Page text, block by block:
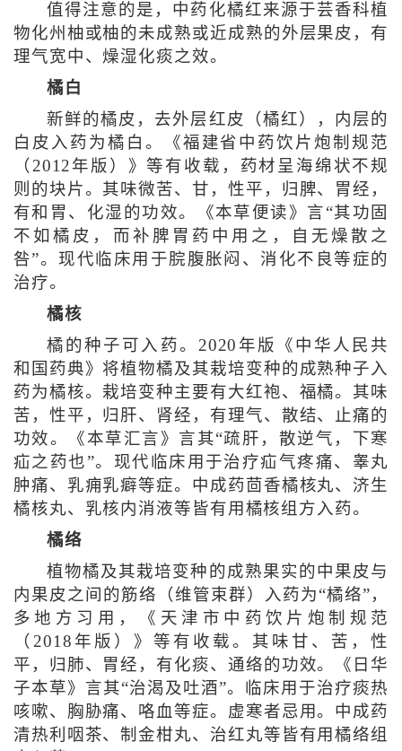
值得注意的是，中药化橘红来源于芸香科植
物化州柚或柚的未成熟或近成熟的外层果皮，有
理气宽中、燥湿化痰之效。
橘白
新鲜的橘皮，去外层红皮（橘红），内层的
白皮入药为橘白。《福建省中药饮片炮制规范
（2012年版）》等有收载，药材呈海绵状不规
则的块片。其味微苦、甘，性平，归脾、胃经，
有和胃、化湿的功效。《本草便读》言“其功固
不如橘皮，而补脾胃药中用之，自无燥散之
咎”。现代临床用于脘腹胀闷、消化不良等症的
治疗。
橘核
橘的种子可入药。2020年版《中华人民共
和国药典》将植物橘及其栽培变种的成熟种子入
药为橘核。栽培变种主要有大红袍、福橘。其味
苦，性平，归肝、肾经，有理气、散结、止痛的
功效。《本草汇言》言其“疏肝，散逆气，下寒
疝之药也”。现代临床用于治疗疝气疼痛、睾丸
肿痛、乳痈乳癖等症。中成药茴香橘核丸、济生
橘核丸、乳核内消液等皆有用橘核组方入药。
橘络
植物橘及其栽培变种的成熟果实的中果皮与
内果皮之间的筋络（维管束群）入药为“橘络”，
多地方习用，《天津市中药饮片炮制规范
（2018年版）》等有收载。其味甘、苦，性
平，归肺、胃经，有化痰、通络的功效。《日华
子本草》言其“治渴及吐酒”。临床用于治疗痰热
咳嗽、胸胁痛、咯血等症。虚寒者忌用。中成药
清热利咽茶、制金柑丸、治红丸等皆有用橘络组